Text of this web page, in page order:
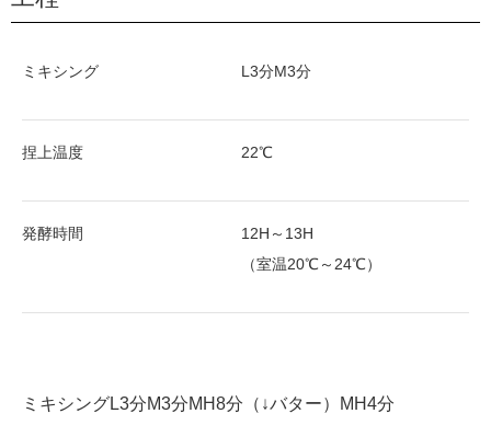
ミキシング L3分M3分
捏上温度 22℃
発酵時間
12H～13H
（室温20℃～24℃）
ミキシングL3分M3分MH8分（↓バター）MH4分